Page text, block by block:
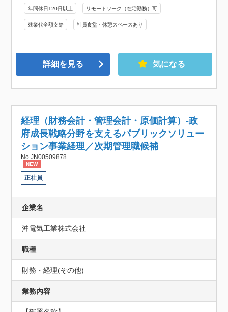
年間休日120日以上 リモートワーク（在宅勤務）可
残業代全額支給 社員食堂・休憩スペースあり
詳細を見る 気になる
経理（財務会計・管理会計・原価計算）-政
府成長戦略分野を支えるパブリックソリュー
ション事業経理／次期管理職候補
No.JN00509878
NEW
正社員
企業名
沖電気工業株式会社
職種
財務・経理(その他)
業務内容